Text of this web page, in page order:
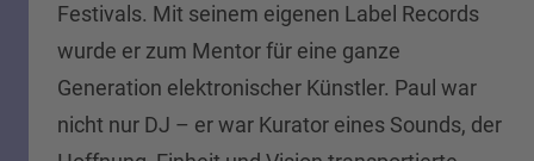
Festivals. Mit seinem eigenen Label Records
wurde er zum Mentor für eine ganze
Generation elektronischer Künstler. Paul war
nicht nur DJ – er war Kurator eines Sounds, der